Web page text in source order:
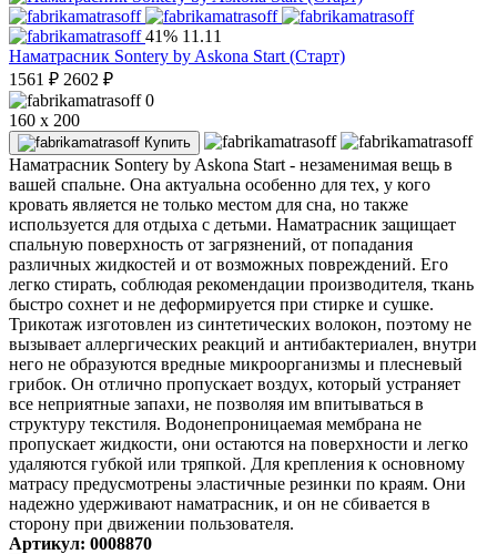
41% 11.11
Наматрасник Sontery by Askona Start (Старт)
1561 ₽ 2602 ₽
0
160 x 200
Купить
Наматрасник Sontery by Askona Start - незаменимая вещь в
вашей спальне. Она актуальна особенно для тех, у кого
кровать является не только местом для сна, но также
используется для отдыха с детьми. Наматрасник защищает
спальную поверхность от загрязнений, от попадания
различных жидкостей и от возможных повреждений. Его
легко стирать, соблюдая рекомендации производителя, ткань
быстро сохнет и не деформируется при стирке и сушке.
Трикотаж изготовлен из синтетических волокон, поэтому не
вызывает аллергических реакций и антибактериален, внутри
него не образуются вредные микроорганизмы и плесневый
грибок. Он отлично пропускает воздух, который устраняет
все неприятные запахи, не позволяя им впитываться в
структуру текстиля. Водонепроницаемая мембрана не
пропускает жидкости, они остаются на поверхности и легко
удаляются губкой или тряпкой. Для крепления к основному
матрасу предусмотрены эластичные резинки по краям. Они
надежно удерживают наматрасник, и он не сбивается в
сторону при движении пользователя.
Артикул: 0008870